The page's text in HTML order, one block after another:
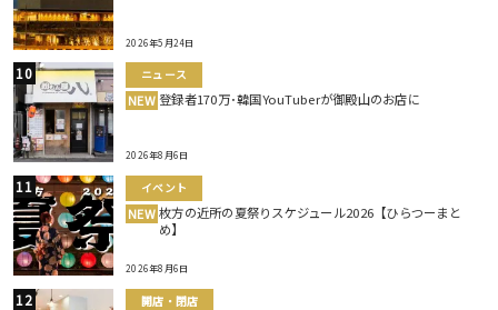
2026年5月24日
ニュース
NEW 登録者170万･韓国YouTuberが御殿山のお店に
2026年8月6日
イベント
NEW 枚方の近所の夏祭りスケジュール2026【ひらつーまと
め】
2026年8月6日
開店・閉店